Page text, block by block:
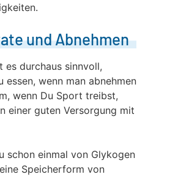
und Abnehmen
es durchaus sinnvoll,
essen, wenn man abnehmen
wenn Du Sport treibst,
einer guten Versorgung mit
schon einmal von Glykogen
Speicherform von